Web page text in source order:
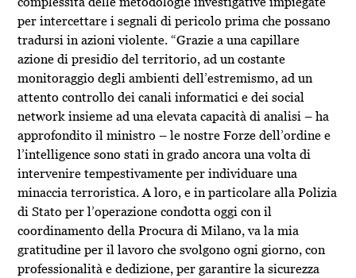
per intercettare i segnali di pericolo prima che possano
tradursi in azioni violente. “Grazie a una capillare
azione di presidio del territorio, ad un costante
monitoraggio degli ambienti dell’estremismo, ad un
attento controllo dei canali informatici e dei social
network insieme ad una elevata capacità di analisi – ha
approfondito il ministro – le nostre Forze dell’ordine e
l’intelligence sono stati in grado ancora una volta di
intervenire tempestivamente per individuare una
minaccia terroristica. A loro, e in particolare alla Polizia
di Stato per l’operazione condotta oggi con il
coordinamento della Procura di Milano, va la mia
gratitudine per il lavoro che svolgono ogni giorno, con
professionalità e dedizione, per garantire la sicurezza